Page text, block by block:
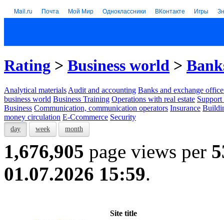
Mail.ru Почта Мой Мир Одноклассники ВКонтакте Игры
Rating > Business world >
Analytical materials Audit and accounting Banks and exchange
business world Business Training Operations with real estate Support
Business Communication, communication operators Insurance
money circulation E-Ccommerce Security
day week month
1,676,905 page views per
01.07.2026 15:59.
Site title